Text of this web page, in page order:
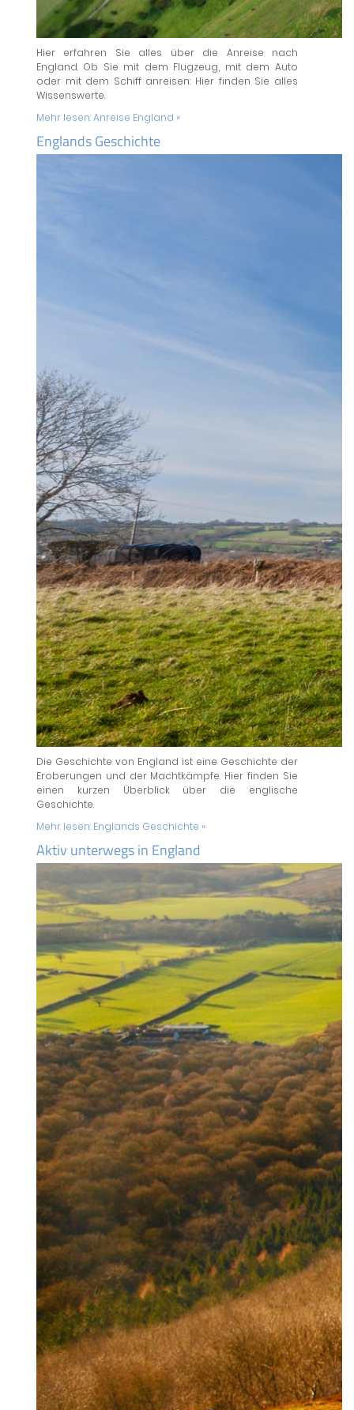
Hier erfahren Sie alles über die Anreise nach
England. Ob Sie mit dem Flugzeug, mit dem Auto
oder mit dem Schiff anreisen: Hier finden Sie alles
Wissenswerte.
Mehr lesen:Anreise England »
Englands Geschichte
Die Geschichte von England ist eine Geschichte der
Eroberungen und der Machtkämpfe. Hier finden Sie
einen kurzen Überblick über die englische
Geschichte.
Mehr lesen: Englands Geschichte »
Aktiv unterwegs in England